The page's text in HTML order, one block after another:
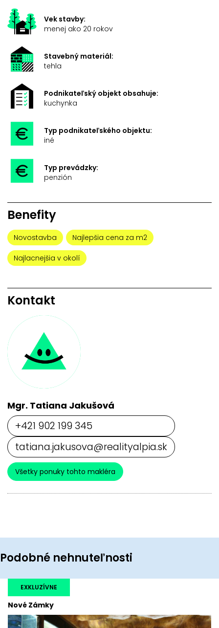
Vek stavby:
menej ako 20 rokov
Stavebný materiál:
tehla
Podnikateľský objekt obsahuje:
kuchynka
Typ podnikateľského objektu:
iné
Typ prevádzky:
penzión
Benefity
Novostavba Najlepšia cena za m2
Najlacnejšia v okolí
Kontakt
Mgr. Tatiana Jakušová
+421 902 199 345
tatiana.jakusova@realityalpia.sk
Všetky ponuky tohto makléra
Podobné nehnuteľnosti
Nové Zámky
EXKLUZÍVNE